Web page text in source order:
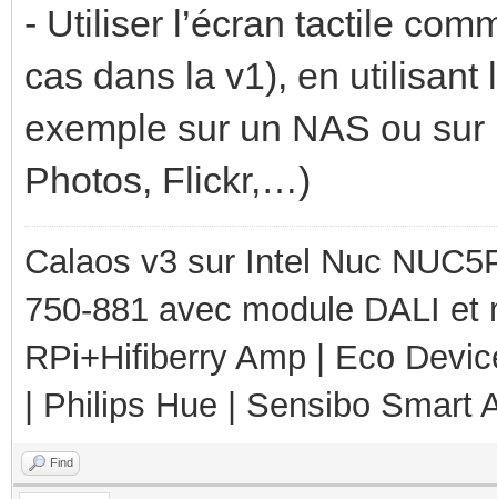
- Utiliser l’écran tactile
cas dans la v1), en utilisant
exemple sur un NAS ou
Photos, Flickr,…)
Calaos v3 sur Intel Nuc
750-881 avec module DALI
RPi+Hifiberry Amp | Eco
| Philips Hue | Sensibo Smart
Find